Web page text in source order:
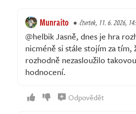
Munraito čtvrtek, 11. 6. 2026,
@helbik Jasně, dnes je hra
nicméně si stále stojím za tím,
rozhodně nezasloužilo
hodnocení.
Odpovědět